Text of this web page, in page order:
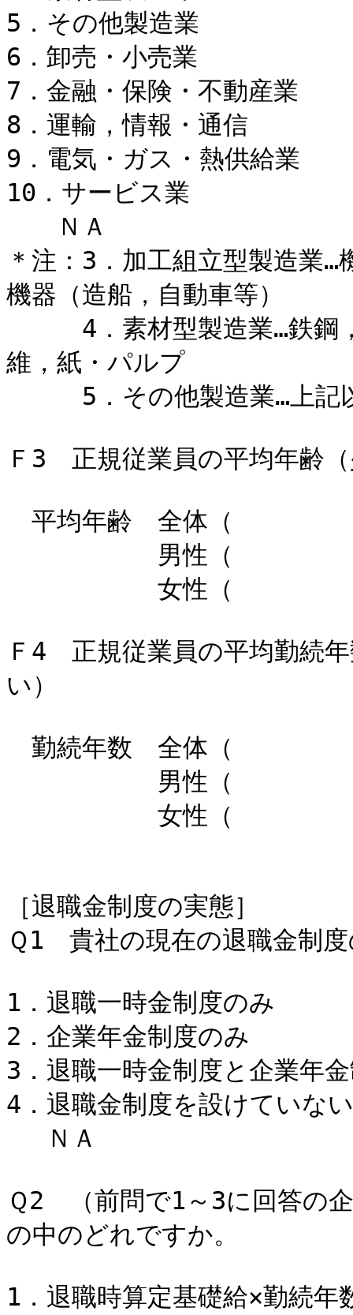
5．その他製造業
6．卸売・小売
7．金融・保険・不動産
8．運輸，情報・通
9．電気・ガス・熱供
10．サービス
ＮＡ
＊注：3．加工組立型製造業
機器（造船，自動車等）
4．素材型製造業…鉄鋼，
維，紙・パルプ
5．その他製造業…上記
Ｆ3 正規従業員の平均年齢
平均年齢 全体（
男性（ ）
女性（ ）
Ｆ4 正規従業員の平均勤続
い）
勤続年数 全体（ ）
男性（ ）年
女性（ ）年
［退職金制度の実態］
Ｑ1 貴社の現在の退職金制
1．退職一時
2．企業年
3．退職一時金制度と企業
4．退職金制度
Ｎ
Ｑ2 （前問で1～3に回答の
の中のどれですか。
1．退職時算定基礎給×勤続